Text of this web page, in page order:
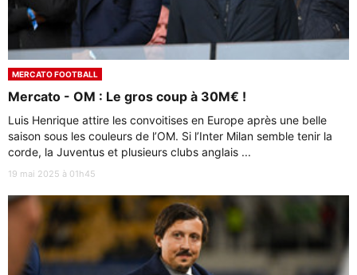
MERCATO FOOTBALL
Mercato - OM : Le gros coup à 30M€ !
Luis Henrique attire les convoitises en Europe après une belle
saison sous les couleurs de l’OM. Si l’Inter Milan semble tenir la
corde, la Juventus et plusieurs clubs anglais ...
19 mai 2025 à 01h45